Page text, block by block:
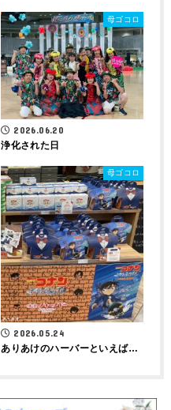
母ゴコロ
2026.06.20
浄化された日
母ゴコロ
2026.05.24
ありあけのハーバーといえば…